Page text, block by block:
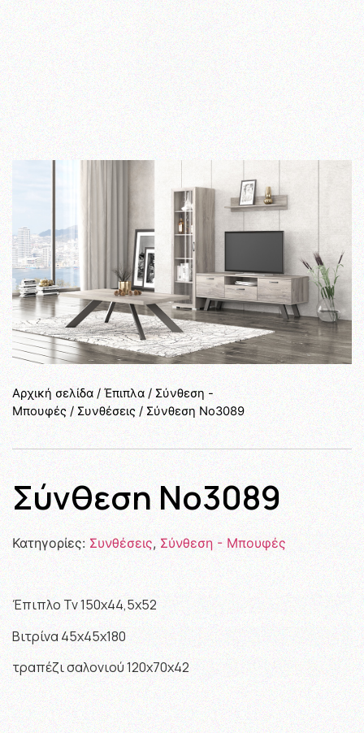
Αρχική σελίδα/Έπιπλα /Σύνθεση -
Μπουφές/ Συνθέσεις/ Σύνθεση Νο3089
Σύνθεση Νο3089
Κατηγορίες:Συνθέσεις,Σύνθεση - Μπουφές
Έπιπλο Τν 150χ44,5χ52
Βιτρίνα 45χ45χ180
τραπέζι σαλονιού 120χ70χ42